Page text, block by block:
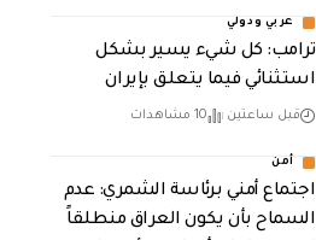
عربي ودولي
ترامب: كل شيء يسير بشكل
استثنائي فيما يتعلق بإيران
قبل ساعتين 10 مشاهدات
أمن
اجتماع أمني برئاسة الشمري: عدم
السماح بأن يكون العراق منطلقاً